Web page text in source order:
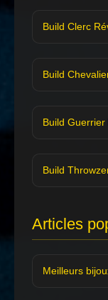
Build Clerc
Build
Build
Build
Articles
Meilleurs